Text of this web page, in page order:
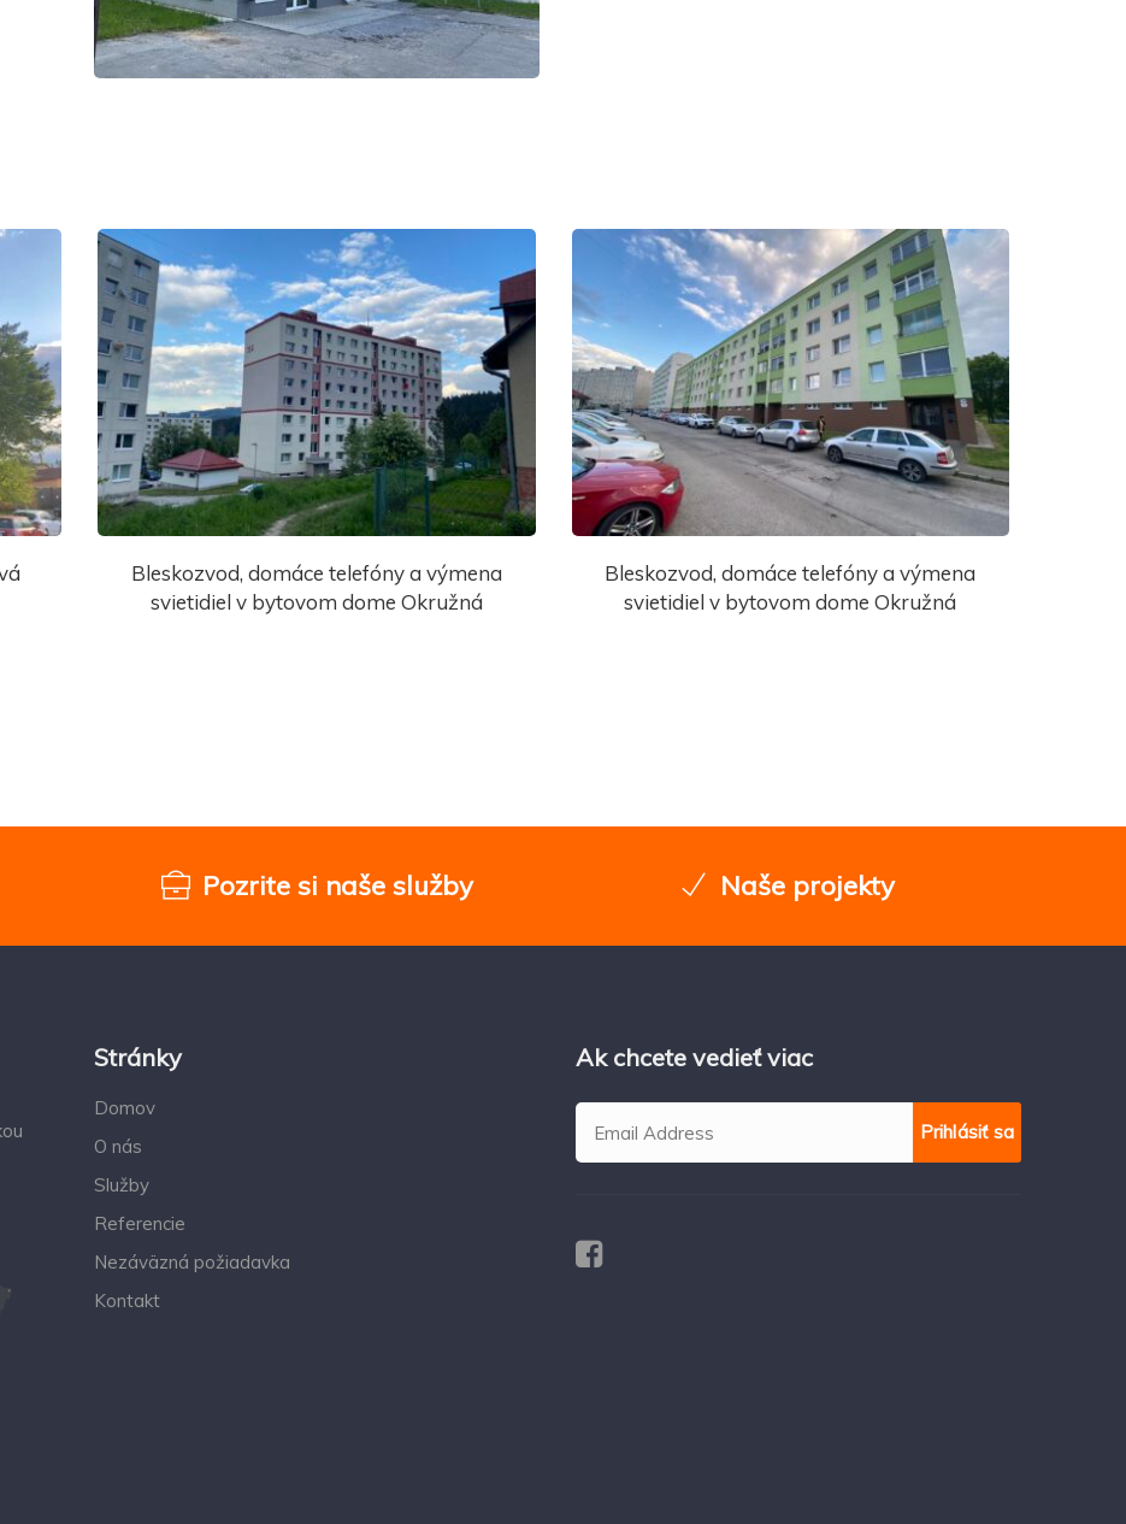
Bleskozvod, domáce telefóny a výmena
svietidiel v bytovom dome Okružná
Bleskozvod, domáce telefóny a výmena
svietidiel v bytovom dome Okružná
Pozrite si naše služby Naše projekty
Stránky
Domov
O nás
Služby
Referencie
Nezáväzná požiadavka
Kontakt
Ak chcete vedieť viac